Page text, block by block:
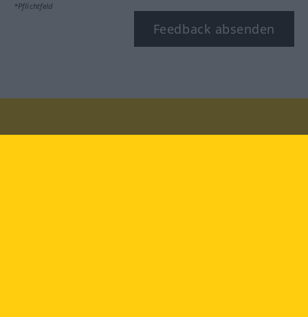
*Pflichtfeld
Feedback absenden
Besuchen Sie uns auf: